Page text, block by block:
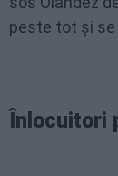
peste tot și
Înlocuitori